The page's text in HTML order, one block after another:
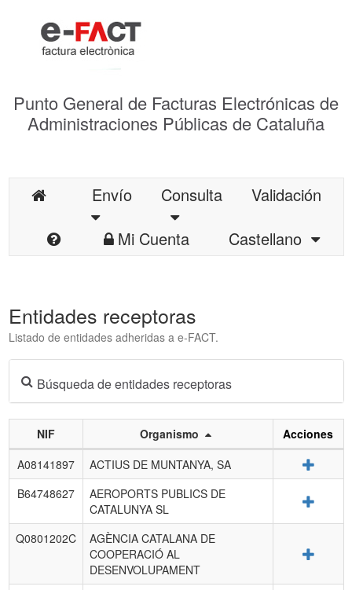
Punto General de Facturas Electrónicas de
Administraciones Públicas de Cataluña
Envío Consulta
Validación
Mi Cuenta
Castellano
Entidades receptoras
Listado de entidades adheridas a e-FACT.
Búsqueda de entidades receptoras
Listado
de
entidades
NIF Organismo
Acciones
A08141897
ACTIUS DE MUNTANYA, SA
B64748627
AEROPORTS PUBLICS DE
CATALUNYA SL
Q0801202C
AGÈNCIA CATALANA DE
COOPERACIÓ AL
DESENVOLUPAMENT